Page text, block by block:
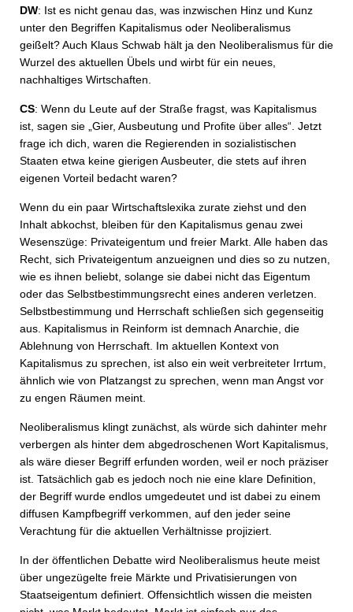
DW: Ist es nicht genau das, was inzwischen Hinz und Kunz
unter den Begriffen Kapitalismus oder Neoliberalismus
geißelt? Auch Klaus Schwab hält ja den Neoliberalismus für die
Wurzel des aktuellen Übels und wirbt für ein neues,
nachhaltiges Wirtschaften.
CS: Wenn du Leute auf der Straße fragst, was Kapitalismus
ist, sagen sie „Gier, Ausbeutung und Profite über alles“. Jetzt
frage ich dich, waren die Regierenden in sozialistischen
Staaten etwa keine gierigen Ausbeuter, die stets auf ihren
eigenen Vorteil bedacht waren?
Wenn du ein paar Wirtschaftslexika zurate ziehst und den
Inhalt abkochst, bleiben für den Kapitalismus genau zwei
Wesenszüge: Privateigentum und freier Markt. Alle haben das
Recht, sich Privateigentum anzueignen und dies so zu nutzen,
wie es ihnen beliebt, solange sie dabei nicht das Eigentum
oder das Selbstbestimmungsrecht eines anderen verletzen.
Selbstbestimmung und Herrschaft schließen sich gegenseitig
aus. Kapitalismus in Reinform ist demnach Anarchie, die
Ablehnung von Herrschaft. Im aktuellen Kontext von
Kapitalismus zu sprechen, ist also ein weit verbreiteter Irrtum,
ähnlich wie von Platzangst zu sprechen, wenn man Angst vor
zu engen Räumen meint.
Neoliberalismus klingt zunächst, als würde sich dahinter mehr
verbergen als hinter dem abgedroschenen Wort Kapitalismus,
als wäre dieser Begriff erfunden worden, weil er noch präziser
ist. Tatsächlich gab es jedoch noch nie eine klare Definition,
der Begriff wurde endlos umgedeutet und ist dabei zu einem
diffusen Kampfbegriff verkommen, auf den jeder seine
Verachtung für die aktuellen Verhältnisse projiziert.
In der öffentlichen Debatte wird Neoliberalismus heute meist
über ungezügelte freie Märkte und Privatisierungen von
Staatseigentum definiert. Offensichtlich wissen die meisten